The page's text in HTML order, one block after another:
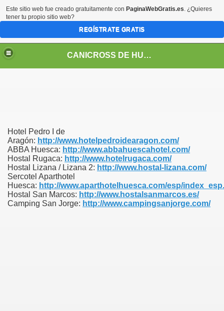
CANICROSS DE HUESCA
Hotel Pedro I de
Aragón: http://www.hotelpedroidearagon.com/
ABBA Huesca: http://www.abbahuescahotel.com/
Hostal Rugaca: http://www.hotelrugaca.com/
Hostal Lizana / Lizana 2: http://www.hostal-lizana.com/
Sercotel Aparthotel
Huesca: http://www.aparthotelhuesca.com/esp/
Hostal San Marcos: http://www.hostalsanmarcos.es/
Camping San Jorge: http://www.campingsanjorge.com/
Este sitio web fue creado gratuitamente con PaginaWebGratis.es. ¿Quieres
tener tu propio sitio web?
REGÍSTRATE GRATIS